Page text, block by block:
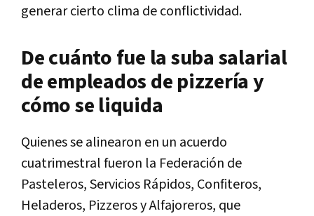
generar cierto clima de conflictividad.
De cuánto fue la suba salarial
de empleados de pizzería y
cómo se liquida
Quienes se alinearon en un acuerdo
cuatrimestral fueron la Federación de
Pasteleros, Servicios Rápidos, Confiteros,
Heladeros, Pizzeros y Alfajoreros, que